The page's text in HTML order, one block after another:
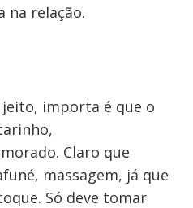
na relação.
importa é que o
Claro que
massagem, já que
Só deve tomar